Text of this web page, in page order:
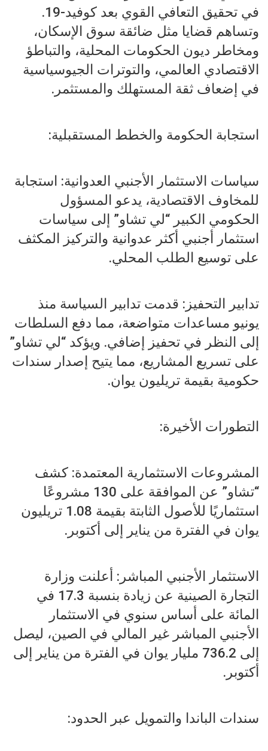
في تحقيق التعافي القوي بعد كوفيد-19.
وتساهم قضايا مثل ضائقة سوق الإسكان،
ومخاطر ديون الحكومات المحلية، والتباطؤ
الاقتصادي العالمي، والتوترات الجيوسياسية
في إضعاف ثقة المستهلك والمستثمر.
استجابة الحكومة والخطط المستقبلية:
سياسات الاستثمار الأجنبي العدوانية: استجابة
للمخاوف الاقتصادية، يدعو المسؤول
الحكومي الكبير “لي تشاو” إلى سياسات
استثمار أجنبي أكثر عدوانية والتركيز المكثف
على توسيع الطلب المحلي.
تدابير التحفيز: قدمت تدابير السياسة منذ
يونيو مساعدات متواضعة، مما دفع السلطات
إلى النظر في تحفيز إضافي. ويؤكد “لي تشاو”
على تسريع المشاريع، مما يتيح إصدار سندات
حكومية بقيمة تريليون يوان.
التطورات الأخيرة:
المشروعات الاستثمارية المعتمدة: كشف
“تشاو” عن الموافقة على 130 مشروعًا
استثماريًا للأصول الثابتة بقيمة 1.08 تريليون
يوان في الفترة من يناير إلى أكتوبر.
الاستثمار الأجنبي المباشر: أعلنت وزارة
التجارة الصينية عن زيادة بنسبة 17.3 في
المائة على أساس سنوي في الاستثمار
الأجنبي المباشر غير المالي في الصين، ليصل
إلى 736.2 مليار يوان في الفترة من يناير إلى
أكتوبر.
سندات الباندا والتمويل عبر الحدود: